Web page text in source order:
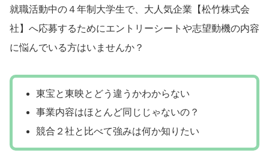
就職活動中の４年制大学生で、大人気企業【松竹株式会
社】へ応募するためにエントリーシートや志望動機の内容
に悩んでいる方はいませんか？
東宝と東映とどう違うかわからない
事業内容はほとんど同じじゃないの？
競合２社と比べて強みは何か知りたい